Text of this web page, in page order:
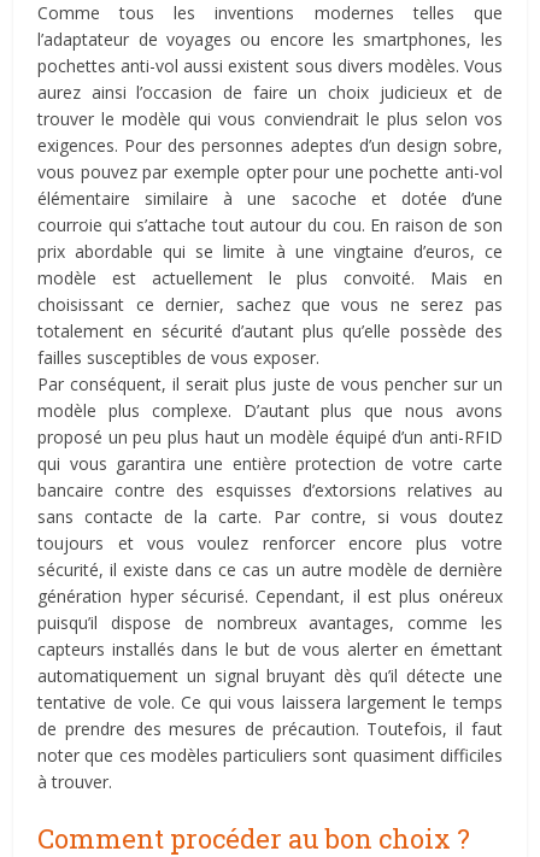
Comme tous les inventions modernes telles que
l’adaptateur de voyages ou encore les smartphones, les
pochettes anti-vol aussi existent sous divers modèles. Vous
aurez ainsi l’occasion de faire un choix judicieux et de
trouver le modèle qui vous conviendrait le plus selon vos
exigences. Pour des personnes adeptes d’un design sobre,
vous pouvez par exemple opter pour une pochette anti-vol
élémentaire similaire à une sacoche et dotée d’une
courroie qui s’attache tout autour du cou. En raison de son
prix abordable qui se limite à une vingtaine d’euros, ce
modèle est actuellement le plus convoité. Mais en
choisissant ce dernier, sachez que vous ne serez pas
totalement en sécurité d’autant plus qu’elle possède des
failles susceptibles de vous exposer.
Par conséquent, il serait plus juste de vous pencher sur un
modèle plus complexe. D’autant plus que nous avons
proposé un peu plus haut un modèle équipé d’un anti-RFID
qui vous garantira une entière protection de votre carte
bancaire contre des esquisses d’extorsions relatives au
sans contacte de la carte. Par contre, si vous doutez
toujours et vous voulez renforcer encore plus votre
sécurité, il existe dans ce cas un autre modèle de dernière
génération hyper sécurisé. Cependant, il est plus onéreux
puisqu’il dispose de nombreux avantages, comme les
capteurs installés dans le but de vous alerter en émettant
automatiquement un signal bruyant dès qu’il détecte une
tentative de vole. Ce qui vous laissera largement le temps
de prendre des mesures de précaution. Toutefois, il faut
noter que ces modèles particuliers sont quasiment difficiles
à trouver.
Comment procéder au bon choix ?